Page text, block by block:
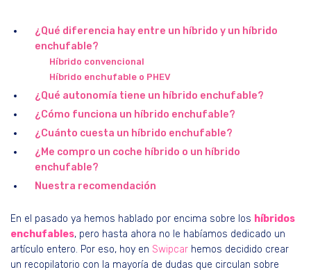
¿Qué diferencia hay entre un híbrido y un híbrido
enchufable?
Híbrido convencional
Híbrido enchufable o PHEV
¿Qué autonomía tiene un híbrido enchufable?
¿Cómo funciona un híbrido enchufable?
¿Cuánto cuesta un híbrido enchufable?
¿Me compro un coche híbrido o un híbrido
enchufable?
Nuestra recomendación
En el pasado ya hemos hablado por encima sobre los híbridos
enchufables, pero hasta ahora no le habíamos dedicado un
artículo entero. Por eso, hoy en Swipcar hemos decidido crear
un recopilatorio con la mayoría de dudas que circulan sobre